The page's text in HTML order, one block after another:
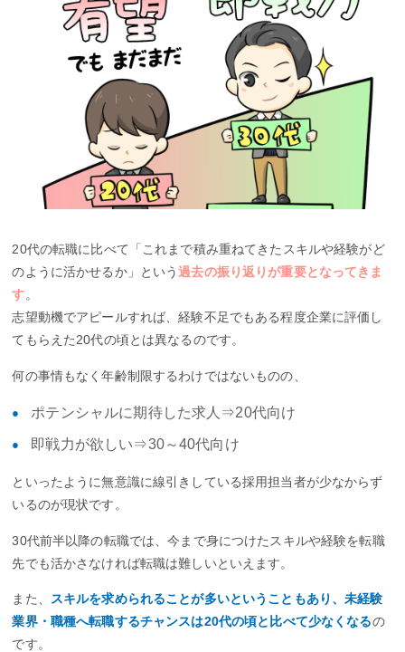
20代の転職に比べて「これまで積み重ねてきたスキルや経験がど
のように活かせるか」という過去の振り返りが重要となってきま
す。
志望動機でアピールすれば、経験不足でもある程度企業に評価し
てもらえた20代の頃とは異なるのです。
何の事情もなく年齢制限するわけではないものの、
ポテンシャルに期待した求人⇒20代向け
即戦力が欲しい⇒30～40代向け
といったように無意識に線引きしている採用担当者が少なからず
いるのが現状です。
30代前半以降の転職では、今まで身につけたスキルや経験を転職
先でも活かさなければ転職は難しいといえます。
また、
スキルを求められることが多いということもあり、未経験
業界・職種へ転職するチャンスは20代の頃と比べて少なくなるの
です。